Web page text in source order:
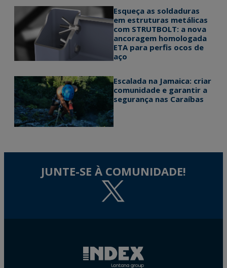
Esqueça as soldaduras
em estruturas metálicas
com STRUTBOLT: a nova
ancoragem homologada
ETA para perfis ocos de
aço
Escalada na Jamaica: criar
comunidade e garantir a
segurança nas Caraíbas
JUNTE-SE À COMUNIDADE!